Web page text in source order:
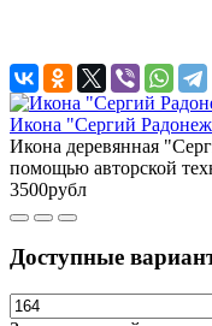
Икона "Сергий
Икона деревянная
помощью авторской
3500рубл
Доступные